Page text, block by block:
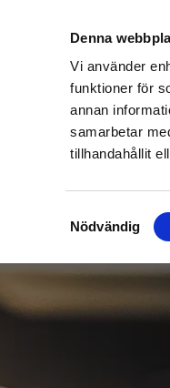
Denna
Vi använder
funktioner för
annan
samarbetar
tillhandahållit
Nödvändig